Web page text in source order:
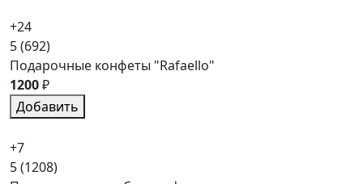
+24
5(692)
Подарочные конфеты "Rafaello"
1200₽
Добавить
+7
5(1208)